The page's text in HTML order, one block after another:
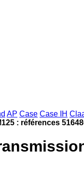
AP Case Case IH
: références